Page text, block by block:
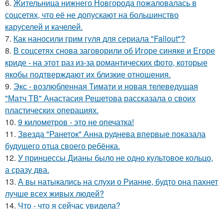
6. Жительница нижнего Новгорода пожаловалась в
соцсетях, что её не допускают на большинство
каруселей и качелей.
7. Как наносили грим гуля для сериала "Fallout"?
8. В соцсетях снова заговорили об Игоре синяке и Егоре
криде - на этот раз из-за романтических фото, которые
якобы подтверждают их близкие отношения.
9. Экс - возлюбленная Тимати и новая телеведущая
"Матч ТВ" Анастасия Решетова рассказала о своих
пластических операциях.
10. 9 километров - это не опечатка!
11. Звезда "Ранеток" Анна руднева впервые показала
будущего отца своего ребёнка.
12. У принцессы Дианы было не одно культовое кольцо,
а сразу два.
13. А вы натыкались на слухи о Рианне, будто она пахнет
лучше всех живых людей?
14. Что - что я сейчас увидела?